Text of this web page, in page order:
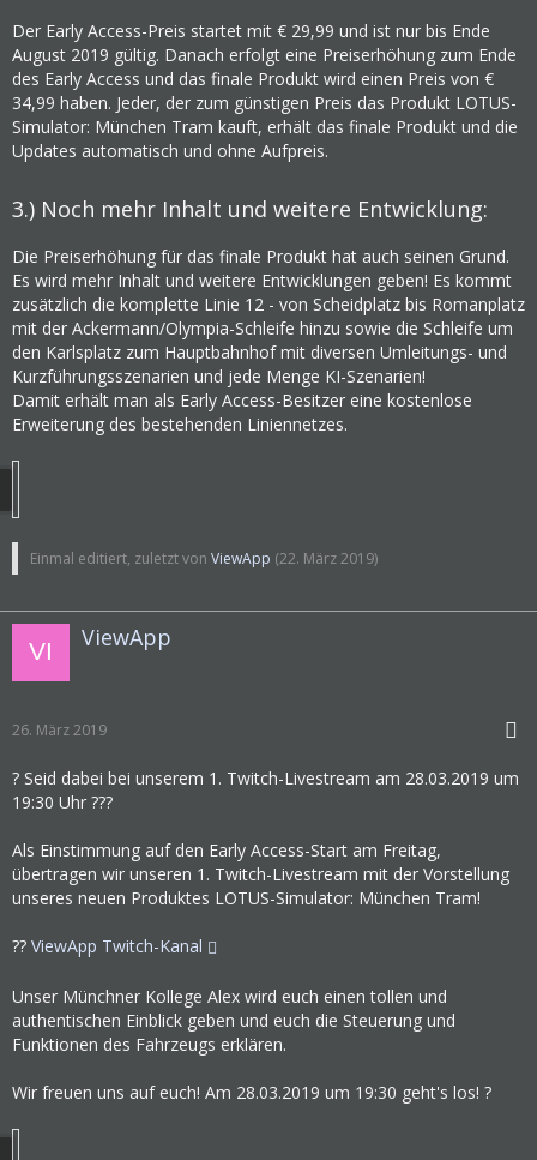
Der Early Access-Preis startet mit € 29,99 und ist nur bis Ende
August 2019 gültig. Danach erfolgt eine Preiserhöhung zum Ende
des Early Access und das finale Produkt wird einen Preis von €
34,99 haben. Jeder, der zum günstigen Preis das Produkt LOTUS-
Simulator: München Tram kauft, erhält das finale Produkt und die
Updates automatisch und ohne Aufpreis.
3.) Noch mehr Inhalt und weitere Entwicklung:
Die Preiserhöhung für das finale Produkt hat auch seinen Grund.
Es wird mehr Inhalt und weitere Entwicklungen geben! Es kommt
zusätzlich die komplette Linie 12 - von Scheidplatz bis Romanplatz
mit der Ackermann/Olympia-Schleife hinzu sowie die Schleife um
den Karlsplatz zum Hauptbahnhof mit diversen Umleitungs- und
Kurzführungsszenarien und jede Menge KI-Szenarien!
Damit erhält man als Early Access-Besitzer eine kostenlose
Erweiterung des bestehenden Liniennetzes.
Einmal editiert, zuletzt von ViewApp (22. März 2019)
ViewApp
26. März 2019
? Seid dabei bei unserem 1. Twitch-Livestream am 28.03.2019 um
19:30 Uhr ???
Als Einstimmung auf den Early Access-Start am Freitag,
übertragen wir unseren 1. Twitch-Livestream mit der Vorstellung
unseres neuen Produktes LOTUS-Simulator: München Tram!
?? ViewApp Twitch-Kanal
Unser Münchner Kollege Alex wird euch einen tollen und
authentischen Einblick geben und euch die Steuerung und
Funktionen des Fahrzeugs erklären.
Wir freuen uns auf euch! Am 28.03.2019 um 19:30 geht's los! ?